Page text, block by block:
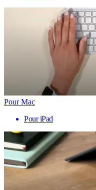
Pour Mac
Pour iPad